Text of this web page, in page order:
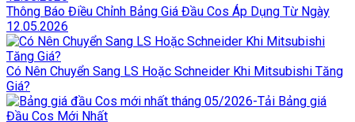
Thông Báo Điều Chỉnh Bảng Giá Đầu Cos Áp Dụng Từ Ngày
12.05.2026
Có Nên Chuyển Sang LS Hoặc Schneider Khi Mitsubishi Tăng
Giá?